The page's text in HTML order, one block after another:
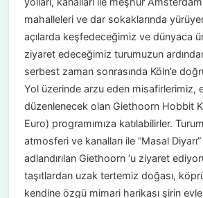
mahalleleri ve dar sokaklarında
açılarda keşfedeceğimiz ve dünyaca
ziyaret edeceğimiz turumuzun
serbest zaman sonrasında Köln’e
Yol üzerinde arzu eden misafirlerimiz,
düzenlenecek olan Giethoorn Hobbit
Euro) programımıza katılabilirler.
atmosferi ve kanalları ile “Masal
adlandırılan Giethoorn ‘u ziyaret
taşıtlardan uzak tertemiz doğası,
kendine özgü mimari harikası şirin